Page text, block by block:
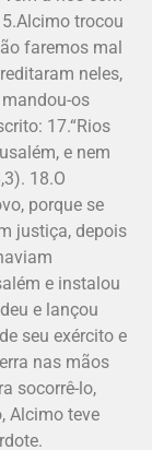
trocou
faremos mal
neles,
os
17.“Rios
e nem
18.O
porque se
justiça, depois
e instalou
e lançou
seu exército e
nas mãos
socorrê-lo,
Alcimo teve